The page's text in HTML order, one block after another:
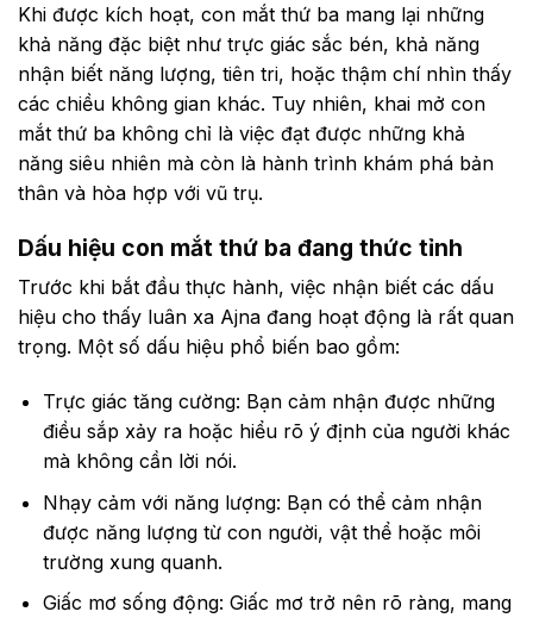
Khi được kích hoạt, con mắt thứ ba mang lại những
khả năng đặc biệt như trực giác sắc bén, khả năng
nhận biết năng lượng, tiên tri, hoặc thậm chí nhìn thấy
các chiều không gian khác. Tuy nhiên, khai mở con
mắt thứ ba không chỉ là việc đạt được những khả
năng siêu nhiên mà còn là hành trình khám phá bản
thân và hòa hợp với vũ trụ.
Dấu hiệu con mắt thứ ba đang thức tỉnh
Trước khi bắt đầu thực hành, việc nhận biết các dấu
hiệu cho thấy luân xa Ajna đang hoạt động là rất quan
trọng. Một số dấu hiệu phổ biến bao gồm:
Trực giác tăng cường: Bạn cảm nhận được những
điều sắp xảy ra hoặc hiểu rõ ý định của người khác
mà không cần lời nói.
Nhạy cảm với năng lượng: Bạn có thể cảm nhận
được năng lượng từ con người, vật thể hoặc môi
trường xung quanh.
Giấc mơ sống động: Giấc mơ trở nên rõ ràng, mang